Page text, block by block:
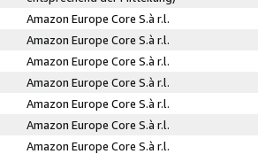
Amazon Europe Core S.à r.l.
Amazon Europe Core S.à r.l.
Amazon Europe Core S.à r.l.
Amazon Europe Core S.à r.l.
Amazon Europe Core S.à r.l.
Amazon Europe Core S.à r.l.
Amazon Europe Core S.à r.l.